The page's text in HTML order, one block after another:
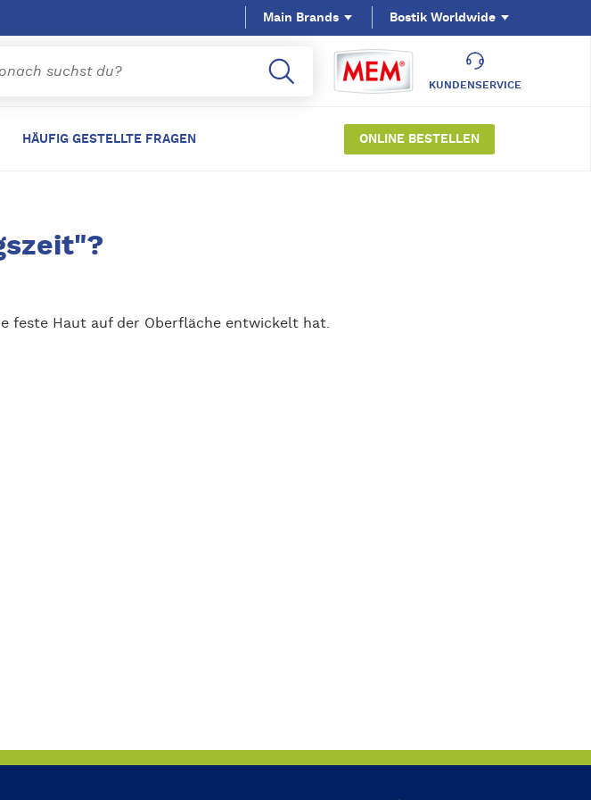
KUNDENSERVICE
Bostik Worldwide
HÄUFIG GESTELLTE FRAGEN ONLINE BESTELLEN
Main Brands
feste Haut auf der Oberfläche entwickelt hat.